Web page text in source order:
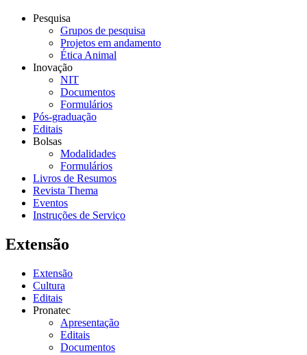
Pesquisa
Grupos de pesquisa
Projetos em andamento
Ética Animal
Inovação
NIT
Documentos
Formulários
Pós-graduação
Editais
Bolsas
Modalidades
Formulários
Livros de Resumos
Revista Thema
Eventos
Instruções de Serviço
Extensão
Extensão
Cultura
Editais
Pronatec
Apresentação
Editais
Documentos